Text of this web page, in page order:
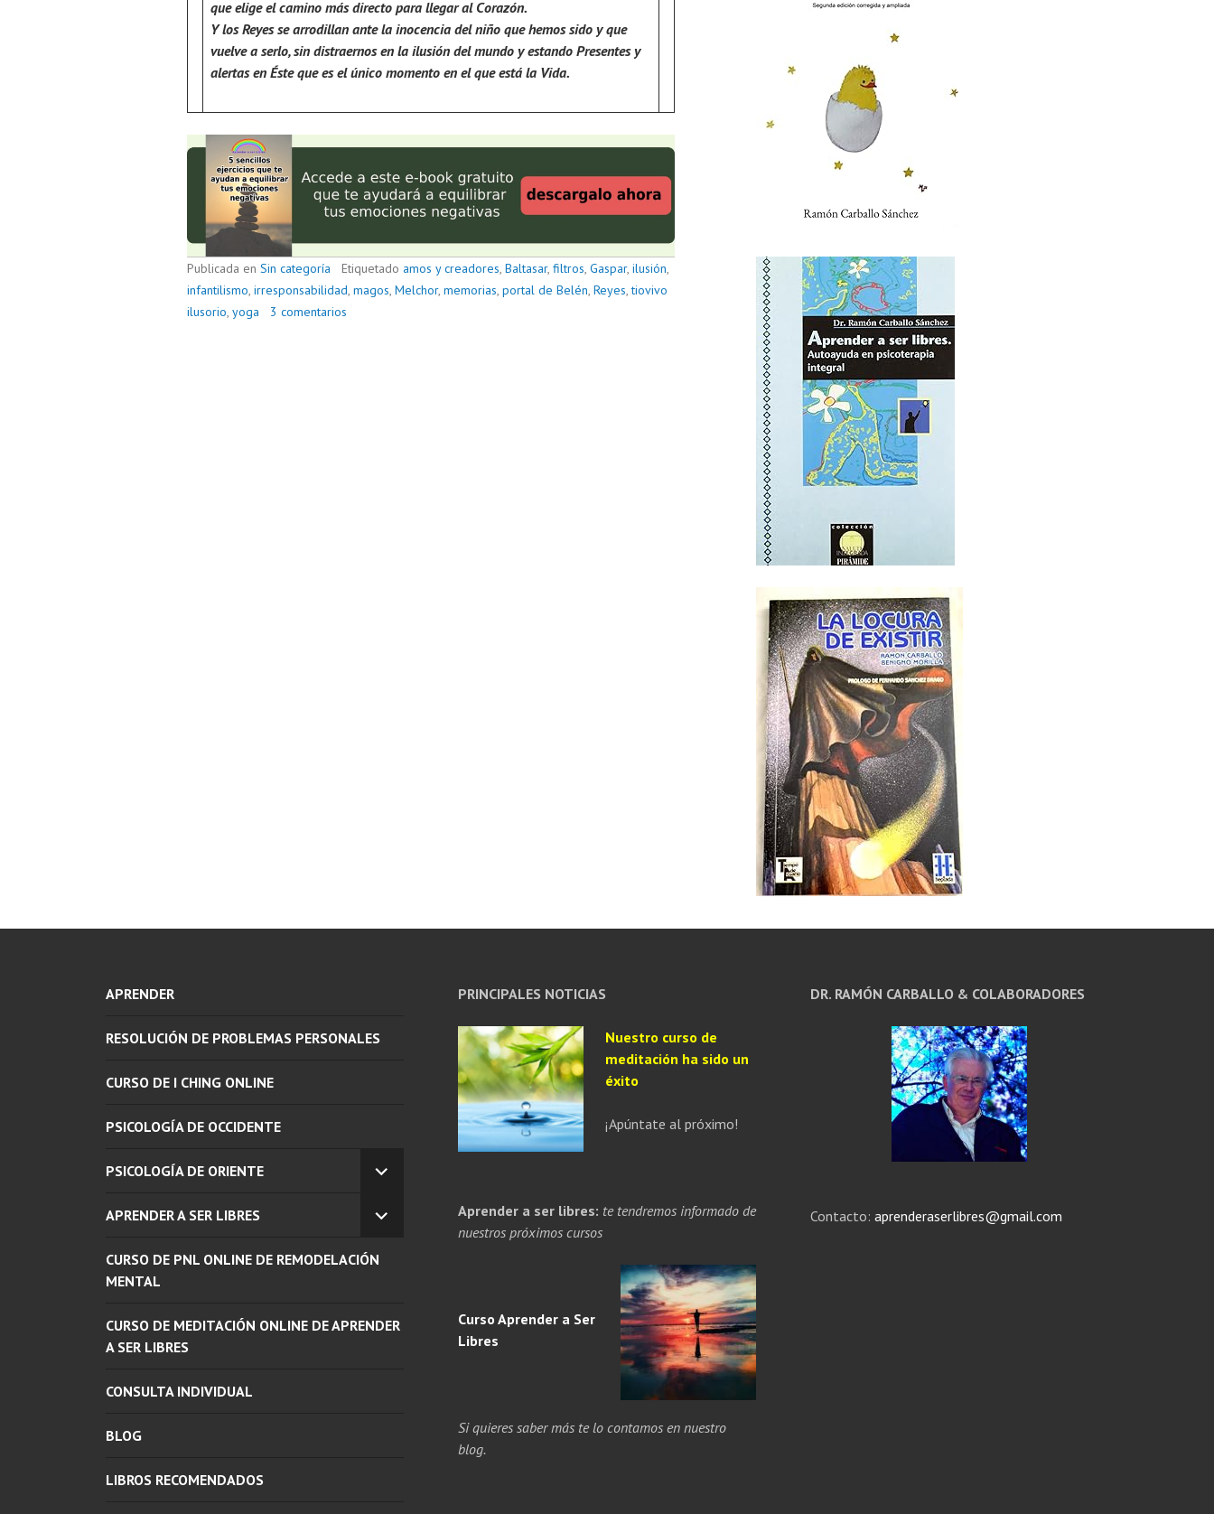
que elige el camino más directo para llegar al Corazón.
Y los Reyes se arrodillan ante la inocencia del niño que hemos sido y que
vuelve a serlo, sin distraernos en la ilusión del mundo y estando Presentes y
alertas en Éste que es el único momento en el que está la Vida.
Publicada en Sin categoría Etiquetado amos y creadores, Baltasar, filtros, Gaspar, ilusión,
infantilismo, irresponsabilidad, magos, Melchor, memorias, portal de Belén, Reyes,tiovivo
ilusorio, yoga 3 comentarios
APRENDER
RESOLUCIÓN DE PROBLEMAS PERSONALES
CURSO DE I CHING ONLINE
PSICOLOGÍA DE OCCIDENTE
PSICOLOGÍA DE ORIENTE
EXPANDE
MENÚ
APRENDER A SER LIBRES
EXPANDE
CURSO DE PNL ONLINE DE REMODELACIÓN
MENTAL
CURSO DE MEDITACIÓN ONLINE DE APRENDER
A SER LIBRES
CONSULTA INDIVIDUAL
BLOG
LIBROS RECOMENDADOS
PRINCIPALES NOTICIAS
Nuestro curso de
meditación ha sido un
éxito
¡Apúntate al próximo!
Aprender a ser libres: te tendremos informado de
nuestros próximos cursos
Curso Aprender a Ser
Libres
Si quieres saber más te lo contamos en nuestro
blog.
DR. RAMÓN CARBALLO & COLABORADORES
Contacto: aprenderaserlibres@gmail.com